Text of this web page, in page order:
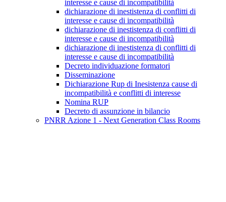
interesse e cause di incompatibilità
dichiarazione di inestistenza di conflitti di
interesse e cause di incompatibilità
dichiarazione di inestistenza di conflitti di
interesse e cause di incompatibilità
dichiarazione di inestistenza di conflitti di
interesse e cause di incompatibilità
Decreto individuazione formatori
Disseminazione
Dichiarazione Rup di Inesistenza cause di
incompatibilità e conflitti di interesse
Nomina RUP
Decreto di assunzione in bilancio
PNRR Azione 1 - Next Generation Class Rooms